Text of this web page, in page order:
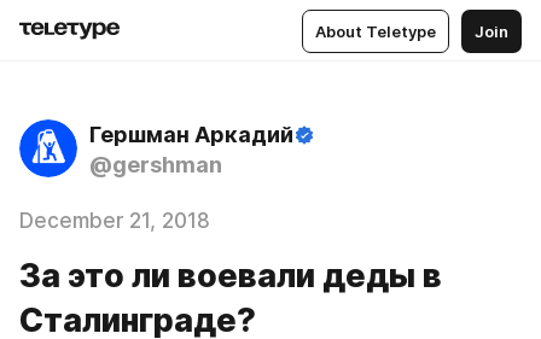
About Teletype Join
Гершман Аркадий
@gershman
December 21, 2018
За это ли воевали деды в
Сталинграде?